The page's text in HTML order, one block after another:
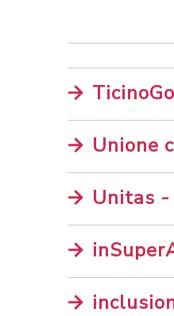
TicinoGo
Unione
Unitas -